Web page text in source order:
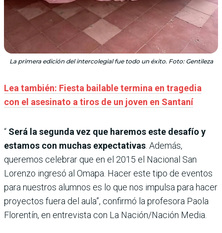
La primera edición del intercolegial fue todo un éxito. Foto: Gentileza
Lea también: Fiesta bailable termina en tragedia
con el asesinato a tiros de un joven en Santaní
“ Será la segunda vez que haremos este desafío y
estamos con muchas expectativas. Además,
queremos celebrar que en el 2015 el Nacional San
Lorenzo ingresó al Omapa. Hacer este tipo de eventos
para nuestros alumnos es lo que nos impulsa para hacer
proyectos fuera del aula”, confirmó la profesora Paola
Florentín, en entrevista con La Nación/Nación Media.